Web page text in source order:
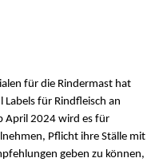
für die Rindermast hat
für Rindfleisch an
April 2024 wird es für
Pflicht ihre Ställe mit
geben zu können,